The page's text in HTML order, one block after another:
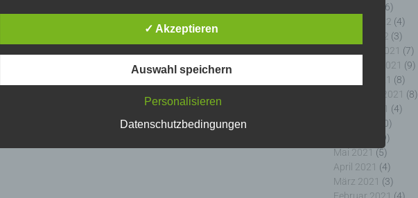
(6)
Februar 2022 (4)
Januar 2022 (3)
Dezember 2021 (7)
November 2021 (9)
Oktober 2021 (8)
September 2021 (8)
August 2021 (4)
(10)
(9)
Mai 2021 (5)
April 2021 (4)
März 2021 (3)
Verantwortlichen verarbeitet werden.
c) Verarbeitung
Verarbeitung ist jeder mit oder ohne Hilfe automatisierter Verfahren
ausgeführte Vorgang oder jede solche Vorgangsreihe im Zusammenhang
Organisation, das Ordnen, die Speicherung, die Anpassung oder
Offenlegung durch Übermittlung, Verbreitung oder eine andere Form der
Bereitstellung, den Abgleich oder die Verknüpfung, die Einschränkung, das
✓ Akzeptieren
Auswahl speichern
Personalisieren
Datenschutzbedingungen